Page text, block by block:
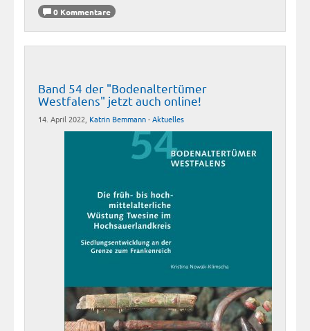
0 Kommentare
Band 54 der "Bodenaltertümer
Westfalens" jetzt auch online!
14. April 2022, Katrin Bemmann-Aktuelles